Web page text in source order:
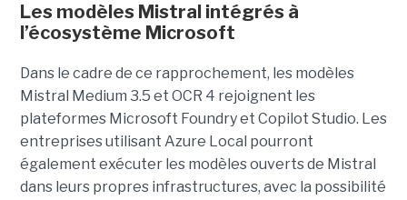
Les modèles Mistral intégrés à
l’écosystème Microsoft
Dans le cadre de ce rapprochement, les modèles
Mistral Medium 3.5 et OCR 4 rejoignent les
plateformes Microsoft Foundry et Copilot Studio. Les
entreprises utilisant Azure Local pourront
également exécuter les modèles ouverts de Mistral
dans leurs propres infrastructures, avec la possibilité